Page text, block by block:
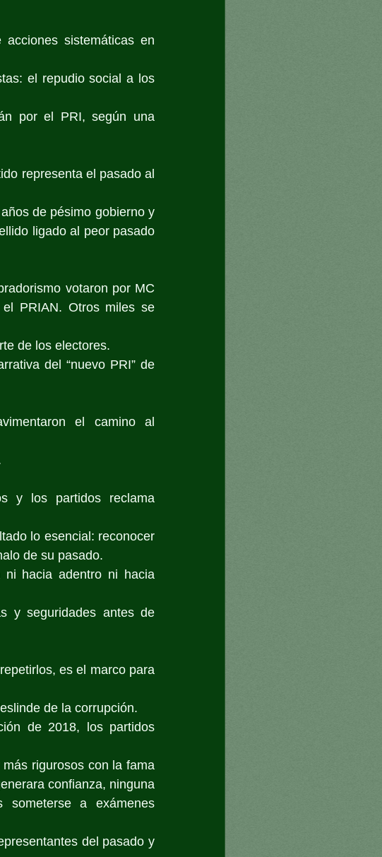
sistemáticas en
el repudio social a los
por el PRI, según una
representa el pasado al
de pésimo gobierno y
ligado al peor pasado
votaron por MC
PRIAN. Otros miles se
de los electores.
del “nuevo PRI” de
el camino al
y los partidos reclama
lo esencial: reconocer
de su pasado.
ni hacia adentro ni hacia
y seguridades antes de
es el marco para
de la corrupción.
de 2018, los partidos
rigurosos con la fama
confianza, ninguna
someterse a exámenes
del pasado y